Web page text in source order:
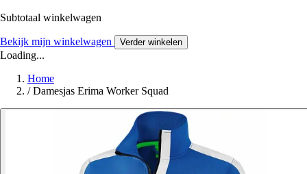
Subtotaal winkelwagen
Bekijk mijn winkelwagen Verder winkelen
Loading...
Home
/ Damesjas Erima Worker Squad